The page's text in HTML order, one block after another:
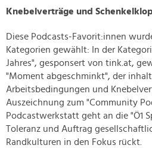
Knebelverträge und
Diese Podcasts-Favorit:innen
Kategorien gewählt: In der
Jahres", gesponsert von tink.at,
"Moment abgeschminkt", der
Arbeitsbedingungen und
Auszeichnung zum "Community
Podcastwerkstatt geht an die "Ö1
Toleranz und Auftrag
Randkulturen in den Fokus rückt.